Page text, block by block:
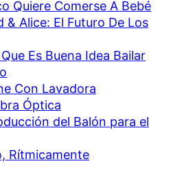
Quiere Comerse A Bebé
& Alice: El Futuro De Los
Es Buena Idea Bailar
Con Lavadora
Óptica
del Balón para el
Rítmicamente